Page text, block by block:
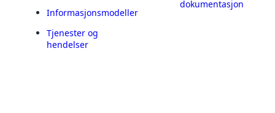
Informasjonsmodeller
Tjenester og
hendelser
dokumentasjon